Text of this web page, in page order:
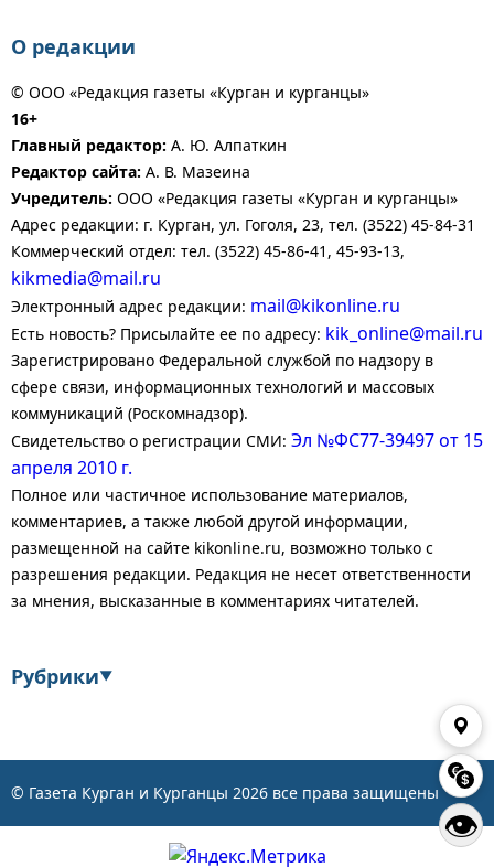
👁
О редакции
© ООО «Редакция газеты «Курган и курганцы»
16+
Главный редактор: А. Ю. Алпаткин
Редактор сайта: А. В. Мазеина
Учредитель: ООО «Редакция газеты «Курган и курганцы»
Адрес редакции: г. Курган, ул. Гоголя, 23, тел. (3522) 45-84-31
Коммерческий отдел: тел. (3522) 45-86-41, 45-93-13,
kikmedia@mail.ru
Электронный адрес редакции: mail@kikonline.ru
Есть новость? Присылайте ее по адресу: kik_online@mail.ru
Зарегистрировано Федеральной службой по надзору в
сфере связи, информационных технологий и массовых
коммуникаций (Роскомнадзор).
Свидетельство о регистрации СМИ: Эл №ФС77-39497 от 15
апреля 2010 г.
Полное или частичное использование материалов,
комментариев, а также любой другой информации,
размещенной на сайте kikonline.ru, возможно только с
разрешения редакции. Редакция не несет ответственности
за мнения, высказанные в комментариях читателей.
Рубрики▼
События
© Газета Курган и Курганцы 2026 все права защищены